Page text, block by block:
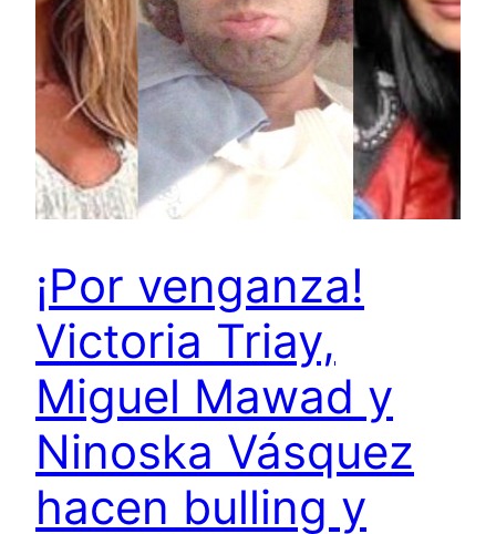
¡Por venganza!
Victoria Triay,
Miguel Mawad y
Ninoska Vásquez
hacen bulling y